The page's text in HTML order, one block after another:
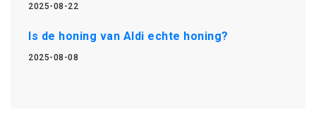
2025-08-22
Is de honing van Aldi echte honing?
2025-08-08